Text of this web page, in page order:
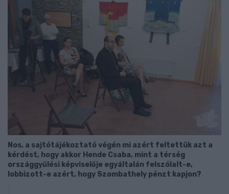
Nos, a sajtótájékoztató végén mi azért feltettük azt a
kérdést, hogy akkor Hende Csaba, mint a térség
országgyűlési képviselője egyáltalán felszólalt-e,
lobbizott-e azért, hogy Szombathely pénzt kapjon?